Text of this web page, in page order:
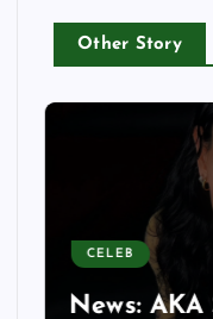
Other Story
2-Year-
Family